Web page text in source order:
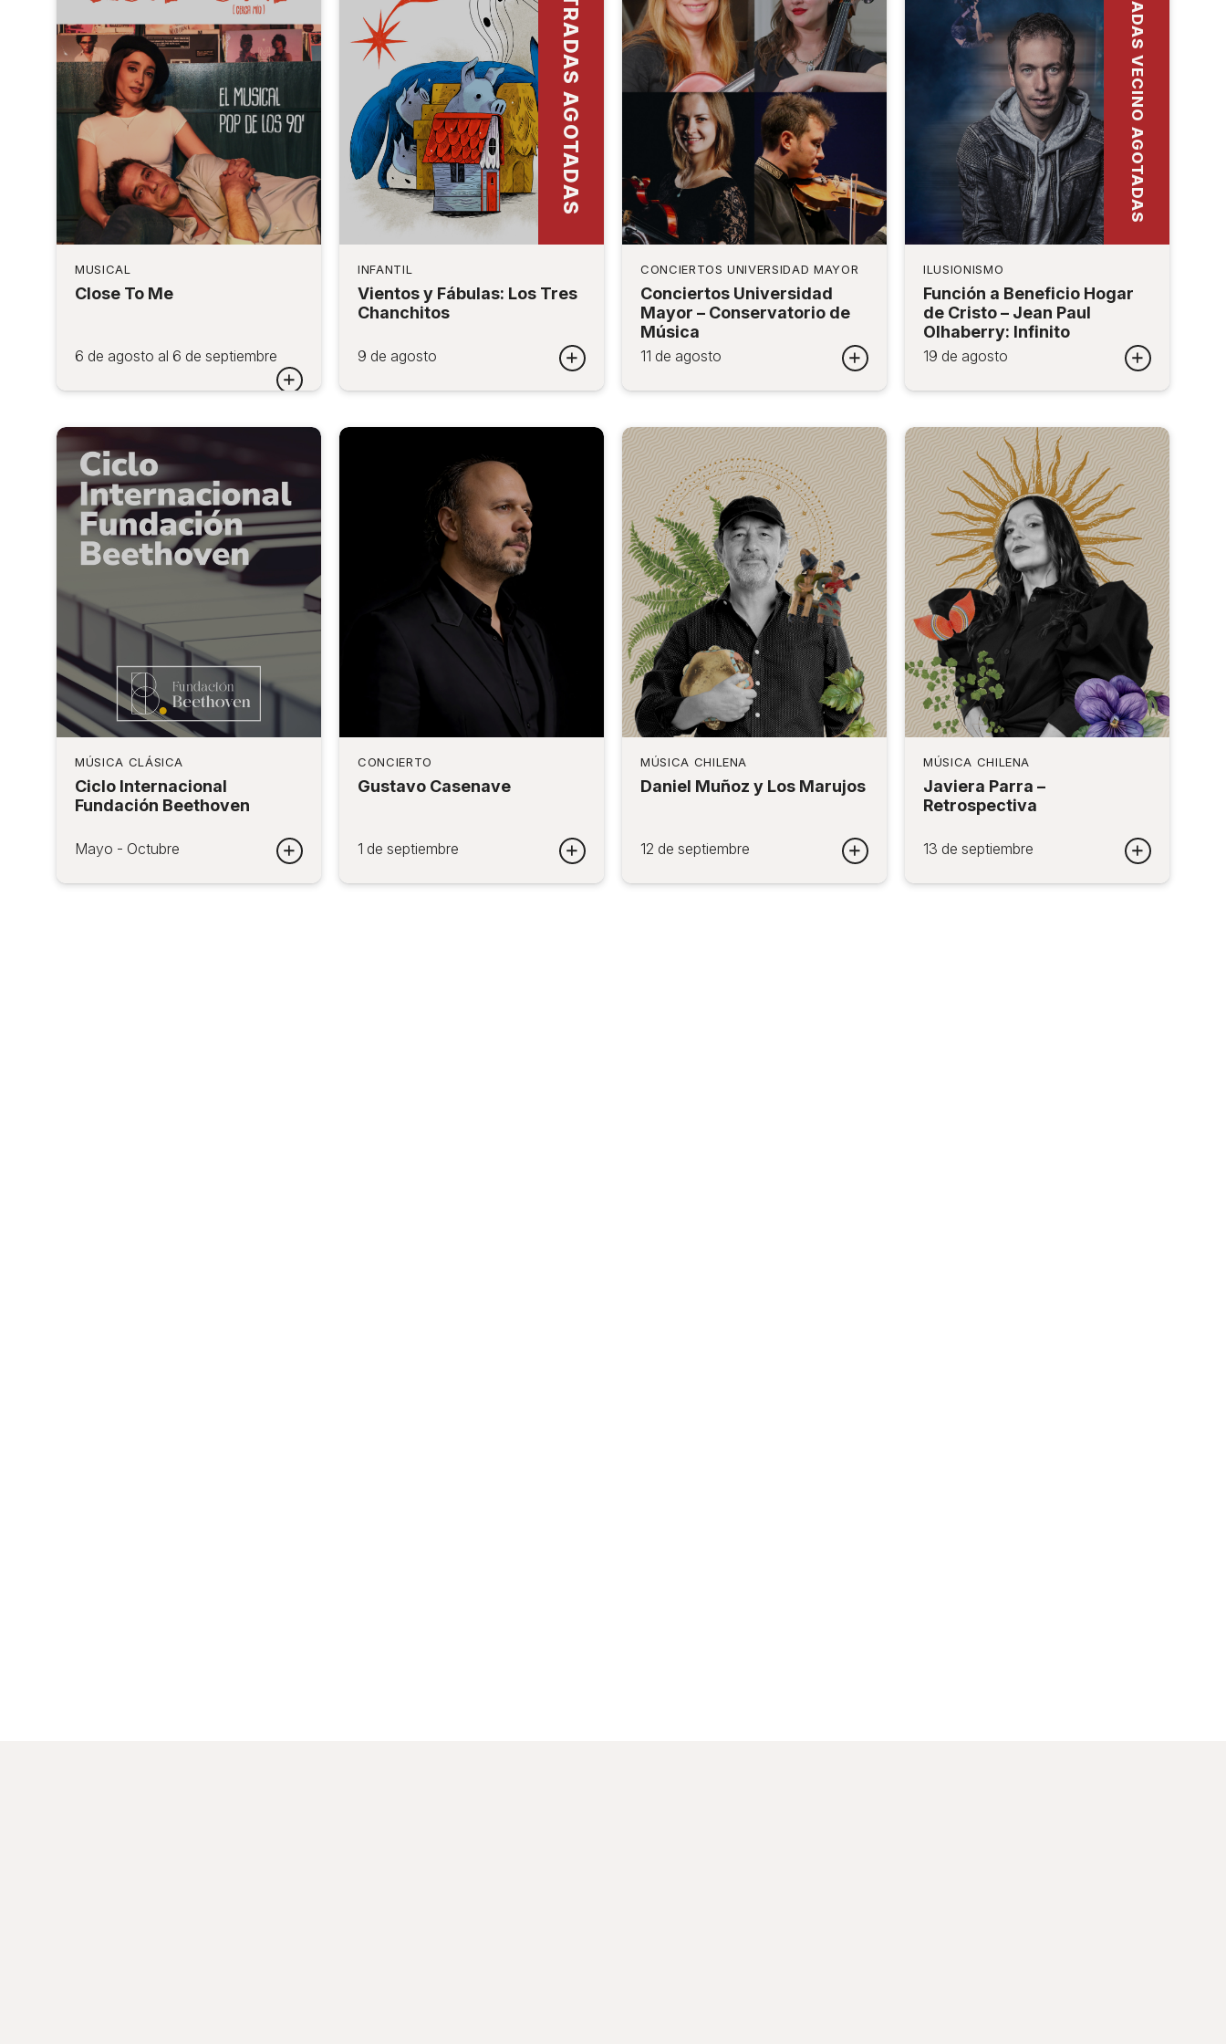
MUSICAL
Close To Me
6 de agosto al 6 de septiembre
ENTRADAS AGOTADAS
INFANTIL
Vientos y Fábulas: Los Tres
Chanchitos
9 de agosto
CONCIERTOS UNIVERSIDAD MAYOR
Conciertos Universidad
Mayor – Conservatorio de
Música
11 de agosto
ENTRADAS VECINO AGOTADAS
ILUSIONISMO
Función a Beneficio Hogar
de Cristo – Jean Paul
Olhaberry: Infinito
19 de agosto
MÚSICA CLÁSICA
Ciclo Internacional
Fundación Beethoven
Mayo - Octubre
CONCIERTO
Gustavo Casenave
1 de septiembre
MÚSICA CHILENA
Daniel Muñoz y Los Marujos
12 de septiembre
MÚSICA CHILENA
Javiera Parra –
Retrospectiva
13 de septiembre